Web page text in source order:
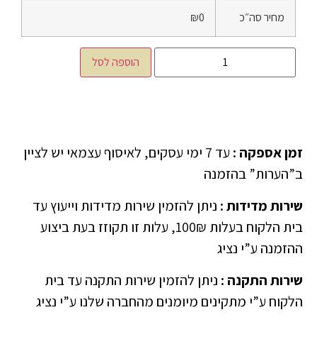
מחיר סה״כ ₪0
הוספה לסל
זמן אספקה :
עד 7 ימי עסקים, לאיסוף עצמאי יש לציין
ב”הערות” בהזמנה
שירות מדידות: ניתן להזמין שירות מדידות וייעוץ עד
בית הלקוח בעלות 100₪, עלות זו תקוזז בעת ביצוע
ההזמנה ע”י נציג
שירות התקנה : ניתן להזמין שירות התקנה עד בית
הלקוח ע”י מתקינים מיומנים מהחברה שלנו ע”י נציג